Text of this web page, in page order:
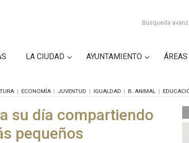
Búsqueda
LA CIUDAD AYUNTAMIENTO ÁREAS
ECONOMÍA JUVENTUD IGUALDAD B. ANIMAL
su día compartiendo
pequeños